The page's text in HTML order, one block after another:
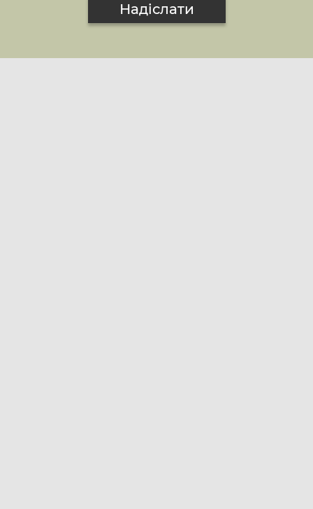
Надіслати